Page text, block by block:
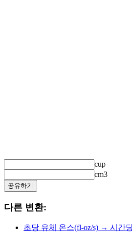
cup
cm3
공유하기
다른 변환:
초당 유체 온스(fl-oz/s) → 시간